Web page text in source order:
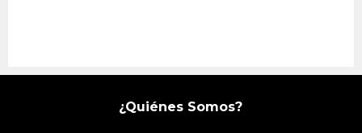
¿Quiénes Somos?